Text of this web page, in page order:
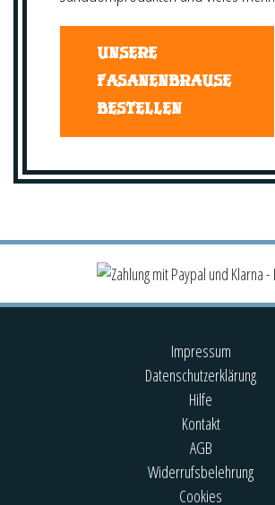
UNSERE
FASANENBRAUSE
BESTELLEN
Impressum
Datenschutzerklärung
Hilfe
Kontakt
AGB
Widerrufsbelehrung
Cookies